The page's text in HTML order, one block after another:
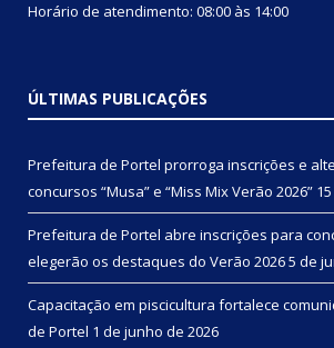
Horário de atendimento: 08:00 às 14:00
ÚLTIMAS PUBLICAÇÕES
Prefeitura de Portel prorroga inscrições e
concursos “Musa” e “Miss Mix Verão 2026”
Prefeitura de Portel abre inscrições para
elegerão os destaques do Verão 20265 de
Capacitação em piscicultura fortalece
de Portel 1 de junho de 2026